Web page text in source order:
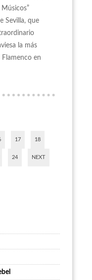
Sevilla, que
la más
Flamenco en
17 18
24 NEXT